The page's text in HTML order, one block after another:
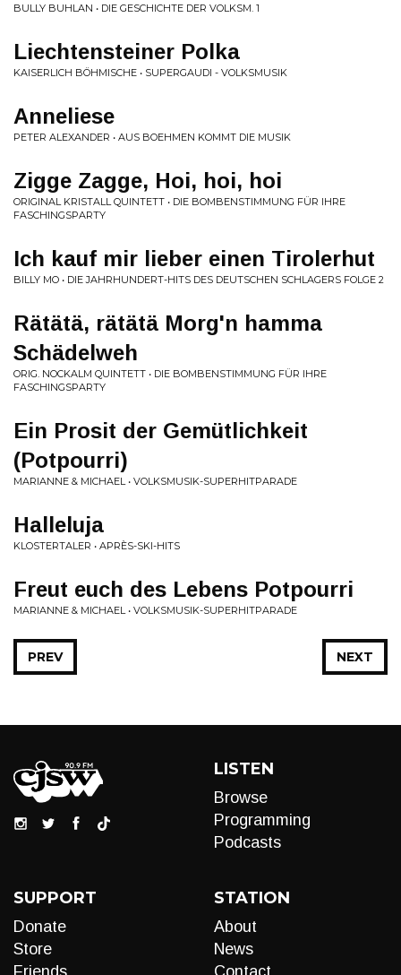
BULLY BUHLAN • DIE GESCHICHTE DER VOLKSM. 1
Liechtensteiner Polka
KAISERLICH BÖHMISCHE • SUPERGAUDI - VOLKSMUSIK
Anneliese
PETER ALEXANDER • AUS BOEHMEN KOMMT DIE MUSIK
Zigge Zagge, Hoi, hoi, hoi
ORIGINAL KRISTALL QUINTETT • DIE BOMBENSTIMMUNG FÜR IHRE
FASCHINGSPARTY
Ich kauf mir lieber einen Tirolerhut
BILLY MO • DIE JAHRHUNDERT-HITS DES DEUTSCHEN SCHLAGERS FOLGE 2
Rätätä, rätätä Morg'n hamma
Schädelweh
ORIG. NOCKALM QUINTETT • DIE BOMBENSTIMMUNG FÜR IHRE
FASCHINGSPARTY
Ein Prosit der Gemütlichkeit
(Potpourri)
MARIANNE & MICHAEL • VOLKSMUSIK-SUPERHITPARADE
Halleluja
KLOSTERTALER • APRÈS-SKI-HITS
Freut euch des Lebens Potpourri
MARIANNE & MICHAEL • VOLKSMUSIK-SUPERHITPARADE
NEXT
PREV
LISTEN
Browse
Programming
Podcasts
SUPPORT
Donate
Store
Friends
STATION
About
News
Contact